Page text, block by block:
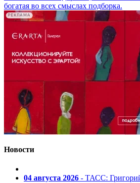
богатая во всех смыслах подборка.
РЕКЛАМА
Новости
04 августа 2026 - ТАСС: